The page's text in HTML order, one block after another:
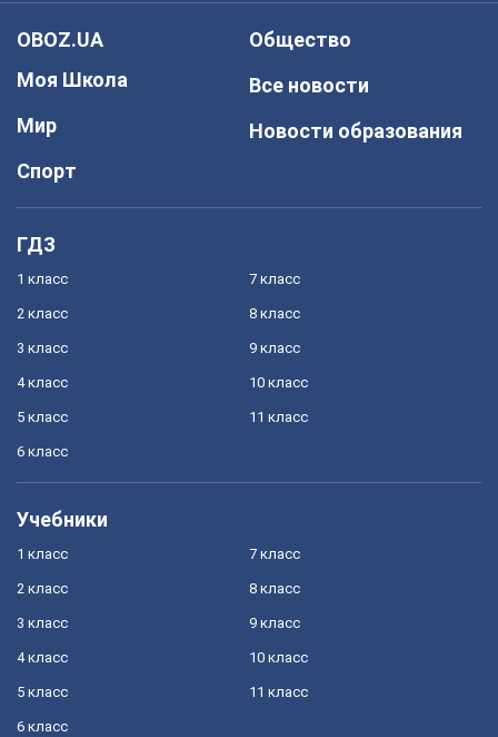
OBOZ.UA
Моя Школа
Мир
Спорт
Общество
Все новости
Новости образования
ГДЗ
1 класс
2 класс
3 класс
4 класс
5 класс
6 класс
7 класс
8 класс
9 класс
10 класс
11 класс
Учебники
1 класс
2 класс
3 класс
4 класс
5 класс
6 класс
7 класс
8 класс
9 класс
10 класс
11 класс